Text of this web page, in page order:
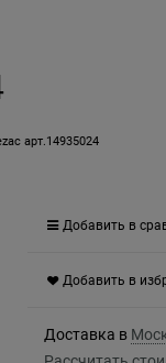
арт.14935024
Добавить в
Добавить в
Доставка в